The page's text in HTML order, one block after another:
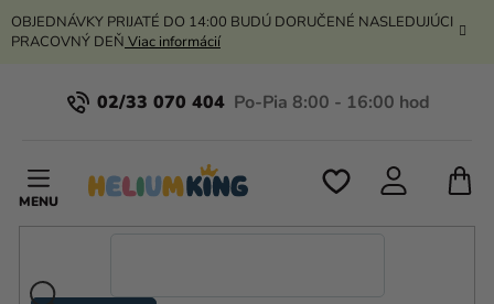
Prejsť
na
OBJEDNÁVKY PRIJATÉ DO 14:00 BUDÚ DORUČENÉ NASLEDUJÚCI
PRACOVNÝ DEŇ Viac informácií
02/33 070 404